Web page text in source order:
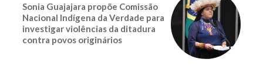
Sonia Guajajara propõe Comissão
Nacional Indígena da Verdade para
investigar violências da ditadura
contra povos originários